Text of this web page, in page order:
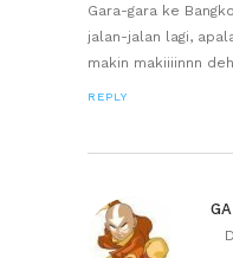
Gara-gara ke
jalan-jalan lagi,
makin makiiiinnn
REPLY